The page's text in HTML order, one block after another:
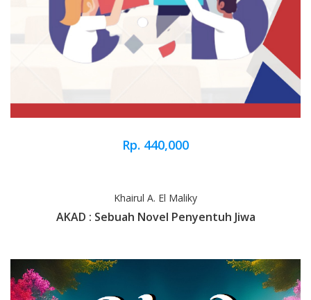
Rp. 440,000
Khairul A. El Maliky
AKAD : Sebuah Novel Penyentuh Jiwa